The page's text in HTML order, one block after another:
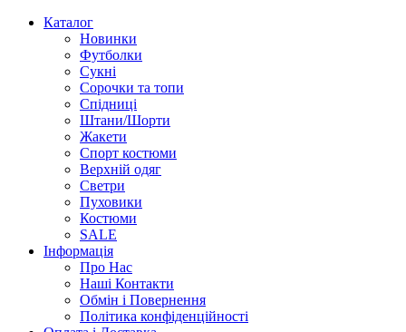
Каталог
Новинки
Футболки
Сукні
Сорочки та топи
Спідниці
Штани/Шорти
Жакети
Спорт костюми
Верхній одяг
Светри
Пуховики
Костюми
SALE
Інформація
Про Нас
Наші Контакти
Обмін і Повернення
Політика конфіденційності